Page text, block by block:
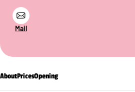
Mail
AboutPricesOpening